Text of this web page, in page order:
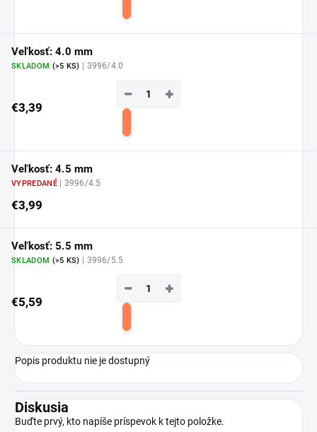
Veľkosť: 4.0 mm
SKLADOM (>5 KS) | 3996/4.0
€3,39
+
−
Veľkosť: 4.5 mm
VYPREDANÉ | 3996/4.5
€3,99
Veľkosť: 5.5 mm
SKLADOM (>5 KS) | 3996/5.5
€5,59
+
−
Popis produktu nie je dostupný
Diskusia
Buďte prvý, kto napíše príspevok k tejto položke.